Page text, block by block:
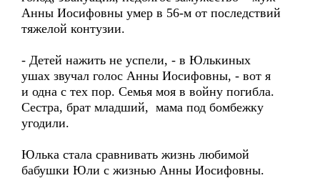
Анны Иосифовны умер в 56-м от последствий
тяжелой контузии.
- Детей нажить не успели, - в Юлькиных
ушах звучал голос Анны Иосифовны, - вот я
и одна с тех пор. Семья моя в войну погибла.
Сестра, брат младший, мама под бомбежку
угодили.
Юлька стала сравнивать жизнь любимой
бабушки Юли с жизнью Анны Иосифовны.